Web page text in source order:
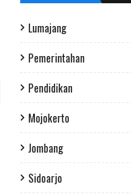
Lumajang
Pemerintahan
Pendidikan
Mojokerto
Jombang
Sidoarjo